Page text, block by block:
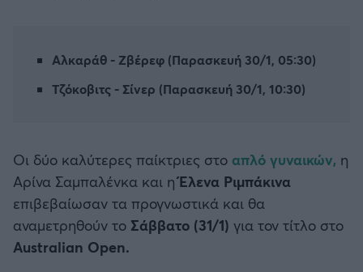
Αστέρας Τρίπολης
Παναιτωλικός
Ηρακλής
Μπαρτσελόνα
Αλκαράθ - Ζβέρεφ (Παρασκευή 30/1, 05:30)
Τζόκοβιτς - Σίνερ (Παρασκευή 30/1, 10:30)
Oι δύο καλύτερες παίκτριες στο απλό γυναικών, η
Αρίνα Σαμπαλένκα και ηΈλενα Ριμπάκινα
επιβεβαίωσαν τα προγνωστικά και θα
αναμετρηθούν το Σάββατο (31/1) για τον τίτλο στο
Australian Open.